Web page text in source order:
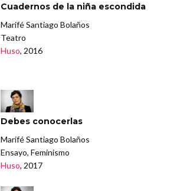
Cuadernos de la niña escondida
Marifé Santiago Bolaños
Teatro
Huso, 2016
Debes conocerlas
Marifé Santiago Bolaños
Ensayo, Feminismo
Huso, 2017